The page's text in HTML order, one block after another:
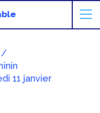
11 janvier